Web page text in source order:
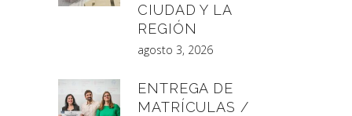
CIUDAD Y LA
REGIÓN
agosto 3, 2026
ENTREGA DE
MATRÍCULAS /